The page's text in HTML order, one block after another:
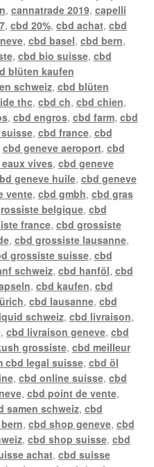
, cannatrade 2019, capelli
, cbd 20%, cbd achat, cbd
, cbd basel, cbd bern,
, cbd bio suisse, cbd
blüten kaufen
schweiz, cbd blüten
thc, cbd ch, cbd chien,
, cbd engros, cbd farm, cbd
, cbd france, cbd
cbd geneve aeroport, cbd
vives, cbd geneve
geneve huile, cbd geneve
vente, cbd gmbh, cbd gras
belgique, cbd
france, cbd grossiste
, cbd grossiste lausanne,
grossiste suisse, cbd
schweiz, cbd hanföl, cbd
, cbd kaufen, cbd
, cbd lausanne, cbd
schweiz, cbd livraison,
, cbd livraison geneve, cbd
grossiste, cbd meilleur
cbd legal suisse, cbd öl
, cbd online suisse, cbd
, cbd point de vente,
samen schweiz, cbd
, cbd shop geneve, cbd
, cbd shop suisse, cbd
achat, cbd suisse